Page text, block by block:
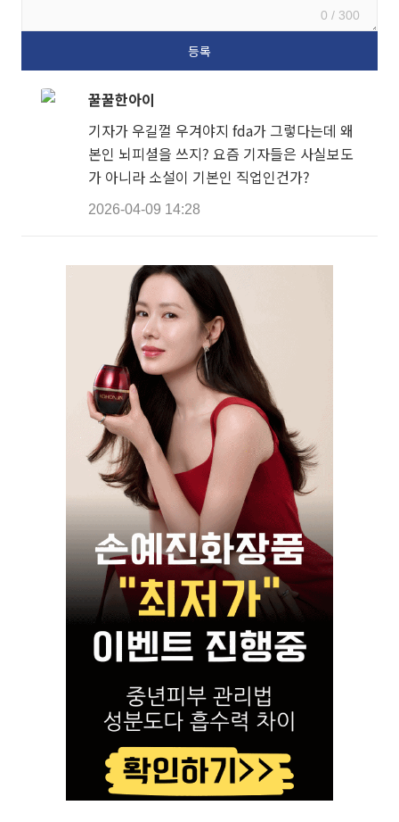
0 / 300
꿀꿀한아이
기자가 우길껄 우겨야지 fda가 그렇다는데 왜
본인 뇌피셜을 쓰지? 요즘 기자들은 사실보도
가 아니라 소설이 기본인 직업인건가?
2026-04-09 14:28